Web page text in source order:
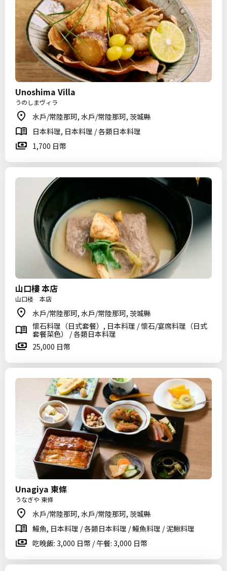
Unoshima Villa
うのしまヴィラ
水戶/常陸那珂, 水戶/常陸那珂, 茨城縣
日本料理, 日本料理 / 各類日本料理
1,700 日幣
山口樓 本店
山口楼 本店
水戶/常陸那珂, 水戶/常陸那珂, 茨城縣
懷石料理（日式套餐）, 日本料理 / 懷石/宴席料理（日式
套餐菜色） / 各類日本料理
25,000 日幣
Unagiya 東條
うなぎや 東條
水戶/常陸那珂, 水戶/常陸那珂, 茨城縣
鰻魚, 日本料理 / 各類日本料理 / 鰻魚料理 / 泥鰍料理
吃晚飯: 3,000 日幣 / 午餐: 3,000 日幣